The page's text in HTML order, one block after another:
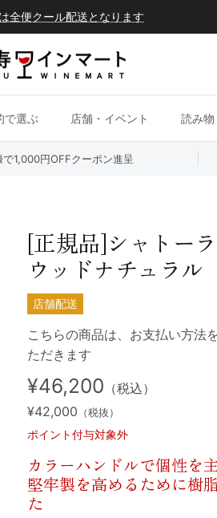
全便クール配送となります
で選ぶ 店舗・イベント 読み物
で1,000円OFFクーポン進呈
[正規品]シャトー
ウッドナチュラル
店舗配送
こちらの商品は、お支払い方法
ただきます
¥46,200 （税込）
¥42,000 （税抜）
ポイント付与対象外
カラーハンドルで個性を
堅牢製を高めるために樹
た